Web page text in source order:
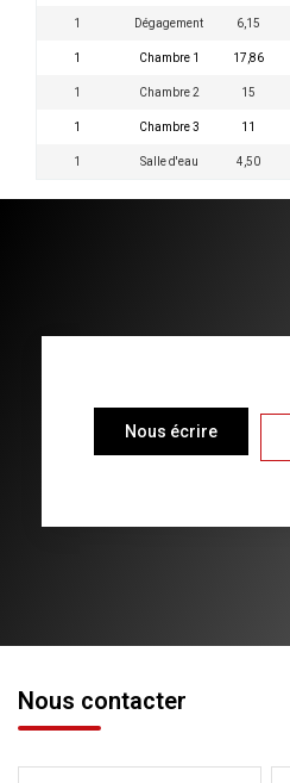
1 Dégagement 6,15
1 Chambre 1 17,86
1 Chambre 2 15
1 Chambre 3 11
1 Salle d'eau 4,50
Nous écrire
Nous contacter